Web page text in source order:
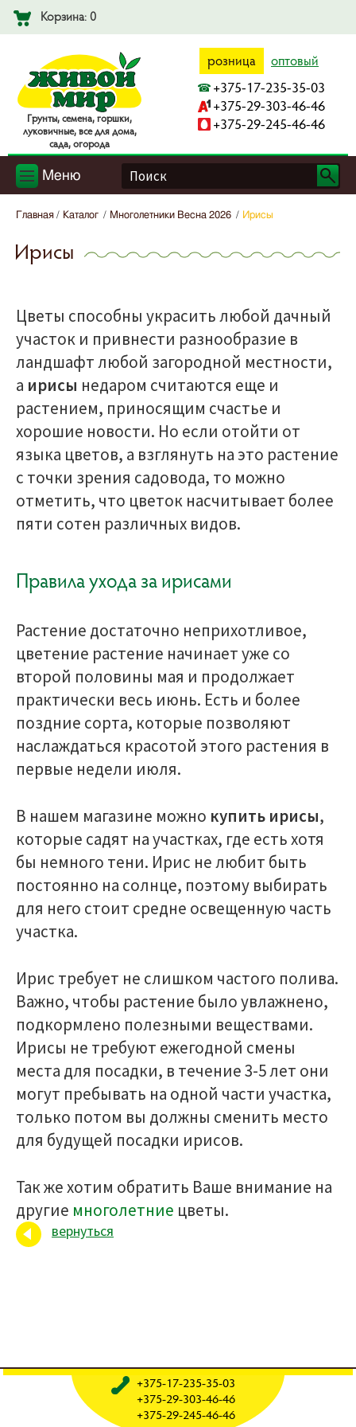
Корзина: 0
Гpyнты, ceмeнa, гopшки,
лyкoвичныe, вce для дoмa,
caдa, oгopoдa
розница оптовый
+375-17-235-35-03
+375-29-303-46-46
+375-29-245-46-46
Меню
Главная Каталог Многолетники Весна 2026 Ирисы
Ирисы
Цветы способны украсить любой дачный
участок и привнести разнообразие в
ландшафт любой загородной местности,
а ирисы недаром считаются еще и
растением, приносящим счастье и
хорошие новости. Но если отойти от
языка цветов, а взглянуть на это растение
с точки зрения садовода, то можно
отметить, что цветок насчитывает более
пяти сотен различных видов.
Правила ухода за ирисами
Растение достаточно неприхотливое,
цветение растение начинает уже со
второй половины мая и продолжает
практически весь июнь. Есть и более
поздние сорта, которые позволяют
наслаждаться красотой этого растения в
первые недели июля.
В нашем магазине можно купить ирисы,
которые садят на участках, где есть хотя
бы немного тени. Ирис не любит быть
постоянно на солнце, поэтому выбирать
для него стоит средне освещенную часть
участка.
Ирис требует не слишком частого полива.
Важно, чтобы растение было увлажнено,
подкормлено полезными веществами.
Ирисы не требуют ежегодной смены
места для посадки, в течение 3-5 лет они
могут пребывать на одной части участка,
только потом вы должны сменить место
для будущей посадки ирисов.
Так же хотим обратить Ваше внимание на
другие многолетние цветы.
вернуться
+375-17-235-35-03
+375-29-303-46-46
+375-29-245-46-46